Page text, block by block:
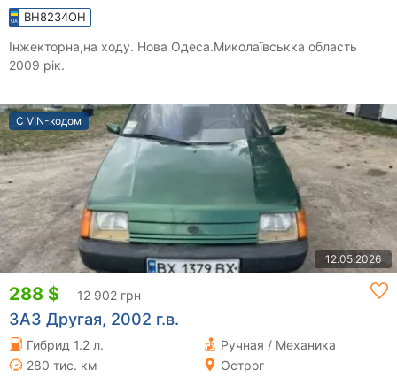
BH8234OH
Інжекторна,на ходу. Нова Одеса.Миколаївськка область
2009 рік.
С VIN-кодом
12.05.2026
288 $ 12 902 грн
ЗАЗ Другая, 2002 г.в.
Гибрид 1.2 л.
Ручная / Механика
280 тис. км
Острог